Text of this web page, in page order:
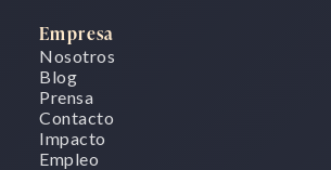
Empresa
Nosotros
Blog
Prensa
Contacto
Impacto
Empleo